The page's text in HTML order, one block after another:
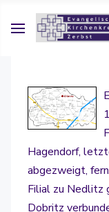
Hagendorf,
abgezweigt,
Filial zu Nedlitz
Dobritz